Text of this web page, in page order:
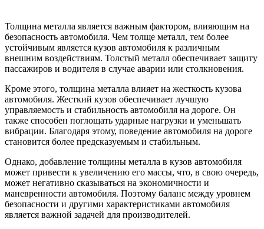
Толщина металла является важным фактором, влияющим на
безопасность автомобиля. Чем толще металл, тем более
устойчивым является кузов автомобиля к различным
внешним воздействиям. Толстый металл обеспечивает защиту
пассажиров и водителя в случае аварии или столкновения.
Кроме этого, толщина металла влияет на жесткость кузова
автомобиля. Жесткий кузов обеспечивает лучшую
управляемость и стабильность автомобиля на дороге. Он
также способен поглощать ударные нагрузки и уменьшать
вибрации. Благодаря этому, поведение автомобиля на дороге
становится более предсказуемым и стабильным.
Однако, добавление толщины металла в кузов автомобиля
может привести к увеличению его массы, что, в свою очередь,
может негативно сказываться на экономичности и
маневренности автомобиля. Поэтому баланс между уровнем
безопасности и другими характеристиками автомобиля
является важной задачей для производителей.